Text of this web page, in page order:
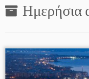
Ημερήσια